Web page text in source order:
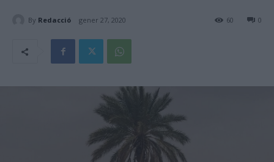
By Redacció gener 27, 2020 0
60